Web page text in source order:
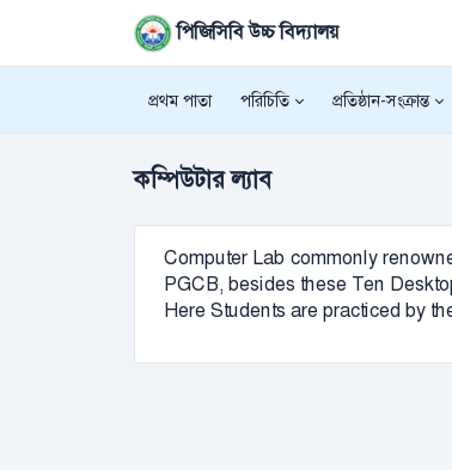
পিজিসিবি উচ্চ বিদ্যালয়
প্রথম পাতা পরিচিতি প্রতিষ্ঠান-সংক্রান্ত
কম্পিউটার ল্যাব
Computer Lab commonly
PGCB, besides these Ten
Here Students are practiced by